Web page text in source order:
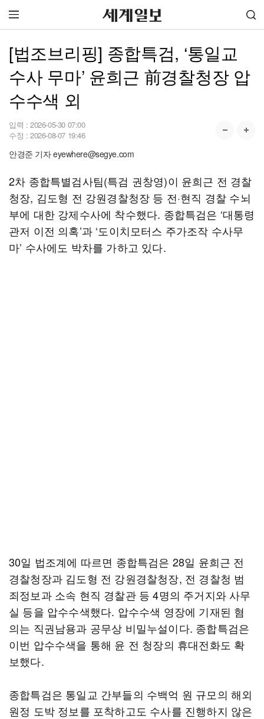
[법조브리핑] 종합특검, ‘통일교
수사 무마’ 윤희근 前경찰청장 압
수수색 외
입력 : 2026-05-30 07:00
수정 : 2026-08-07 19:46
안경준 기자 eyewhere@segye.com
2차 종합특별검사팀(특검 권창영)이 윤희근 전 경찰
청장, 김도형 전 강원경찰청장 등 전·현직 경찰 수뇌
부에 대한 강제수사에 착수했다. 종합특검은 ‘대통령
관저 이전 의혹’과 ‘도이치모터스 주가조작 수사무
마’ 수사에도 박차를 가하고 있다.
30일 법조계에 따르면 종합특검은 28일 윤희근 전
경찰청장과 김도형 전 강원경찰청장, 전 경찰청 범
죄정보과 소속 현직 경찰관 등 4명의 주거지와 사무
실 등을 압수수색했다. 압수수색 영장에 기재된 혐
의는 직권남용과 공무상 비밀누설이다. 종합특검은
이번 압수수색을 통해 윤 전 청장의 휴대전화도 확
보했다.
종합특검은 통일교 간부들의 수백억 원 규모의 해외
원정 도박 정보를 포착하고도 수사를 진행하지 않은